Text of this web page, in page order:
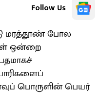
Follow Us
மரத்தூண் போல
ஒன்றை
பொருளின் பெயர்